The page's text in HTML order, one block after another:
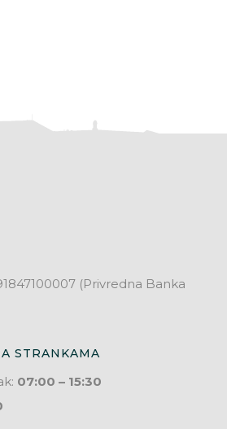
(Privredna Banka
STRANKAMA
07:00 – 15:30